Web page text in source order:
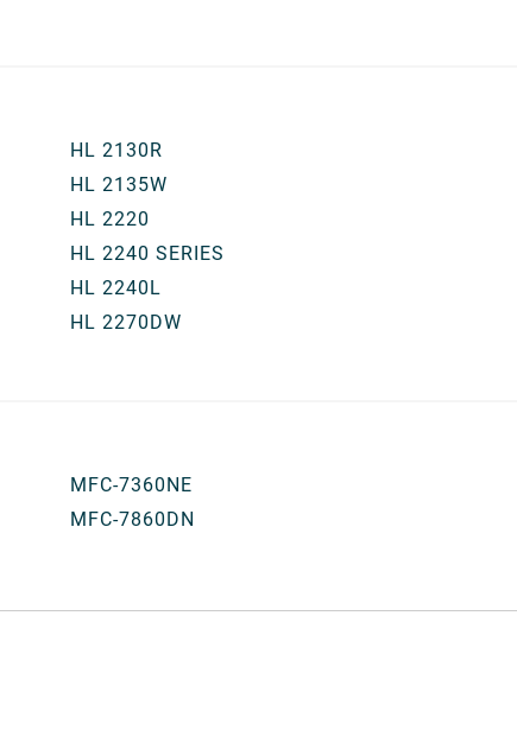
HL 2130R
HL 2135W
HL 2220
HL 2240 SERIES
HL 2240L
HL 2270DW
MFC-7360NE
MFC-7860DN